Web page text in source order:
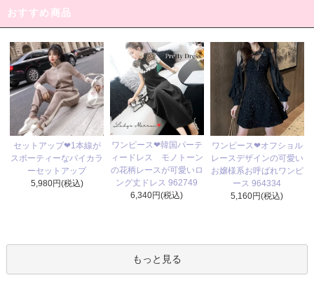
おすすめ商品
セットアップ❤1本線が
スポーティーなバイカラ
ーセットアップ
5,980円(税込)
ワンピース❤韓国パーテ
ィードレス モノトーン
の花柄レースが可愛いロ
ング丈ドレス 962749
6,340円(税込)
ワンピース❤オフショル
レースデザインの可愛い
お嬢様系お呼ばれワンピ
ース 964334
5,160円(税込)
もっと見る